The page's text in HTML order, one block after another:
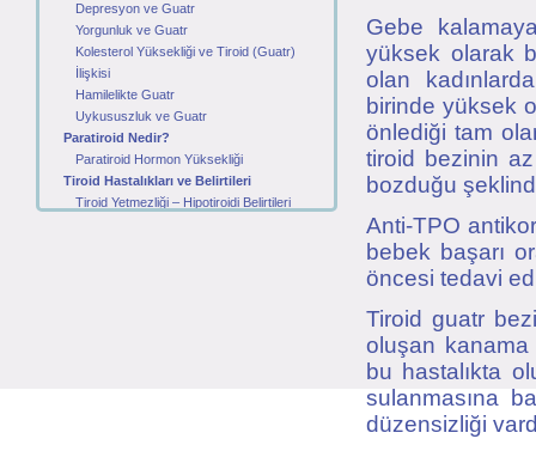
Depresyon ve Guatr
Yorgunluk ve Guatr
Kolesterol Yüksekliği ve Tiroid (Guatr)
İlişkisi
Hamilelikte Guatr
Uykususzluk ve Guatr
Paratiroid Nedir?
Paratiroid Hormon Yüksekliği
Tiroid Hastalıkları ve Belirtileri
Tiroid Yetmezliği – Hipotiroidi Belirtileri
Gebe
yüksek olarak
olan
birinde yüksek
önlediği tam
tiroid bezinin
bozduğu
Anti-TPO
bebek başarı
öncesi tedavi
Tiroid guatr
oluşan kanama
bu hastalıkta
sulanmasına
düzensizliği